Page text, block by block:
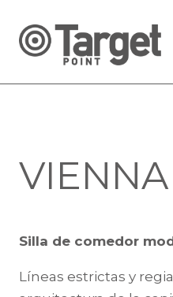
VIENNA
Silla de comedor
Líneas estrictas y